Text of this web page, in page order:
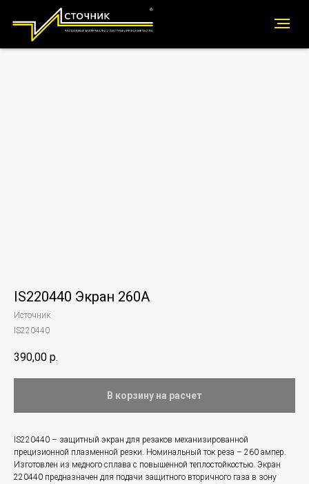
IS220440 Экран 260A
Источник
IS220440
390,00 р.
В корзину на расчет
IS220440 – защитный экран для резаков механизированной
прецизионной плазменной резки. Номинальный ток реза – 260 ампер.
Изготовлен из медного сплава с повышенной теплостойкостью. Экран
220440 предназначен для подачи защитного вторичного газа в зону